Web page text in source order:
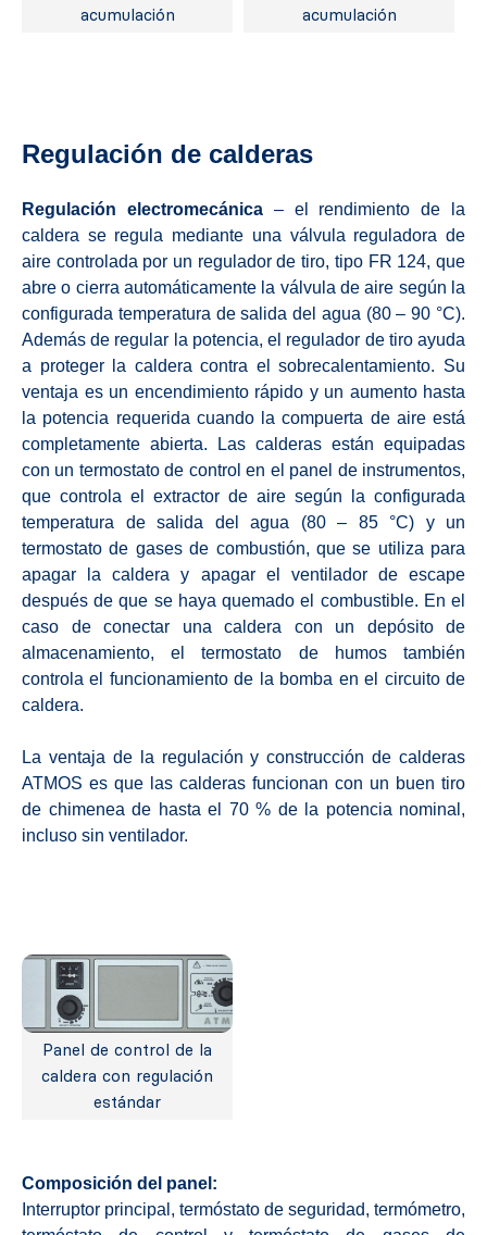
acumulación
acumulación
Regulación de calderas
Regulación electromecánica– el rendimiento de la
caldera se regula mediante una válvula reguladora de
aire controlada por un regulador de tiro, tipo FR 124, que
abre o cierra automáticamente la válvula de aire según la
configurada temperatura de salida del agua (80 – 90 °C).
Además de regular la potencia, el regulador de tiro ayuda
a proteger la caldera contra el sobrecalentamiento. Su
ventaja es un encendimiento rápido y un aumento hasta
la potencia requerida cuando la compuerta de aire está
completamente abierta. Las calderas están equipadas
con un termostato de control en el panel de instrumentos,
que controla el extractor de aire según la configurada
temperatura de salida del agua (80 – 85 °C) y un
termostato de gases de combustión, que se utiliza para
apagar la caldera y apagar el ventilador de escape
después de que se haya quemado el combustible. En el
caso de conectar una caldera con un depósito de
almacenamiento, el termostato de humos también
controla el funcionamiento de la bomba en el circuito de
caldera.
La ventaja de la regulación y construcción de calderas
ATMOS es que las calderas funcionan con un buen tiro
de chimenea de hasta el 70 % de la potencia nominal,
incluso sin ventilador.
Panel de control de la
caldera con regulación
estándar
Composición del panel:
Interruptor principal, termóstato de seguridad, termómetro,